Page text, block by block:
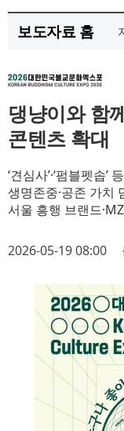
보도자료 홈
댕냥이와 함
콘텐츠 확대
‘견심사’·‘펌블펫솝
생명존중·공존 가치
서울 흥행 브랜드
2026-05-19 08:00